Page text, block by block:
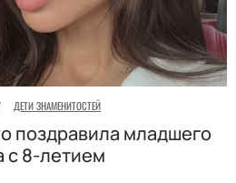
ДЕТИ ЗНАМЕНИТОСТЕЙ
поздравила младшего
с 8-летием